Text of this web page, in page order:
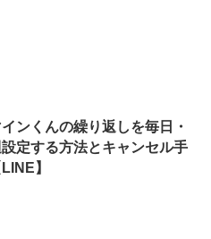
インくんの繰り返しを毎日・
定する方法とキャンセル手
】